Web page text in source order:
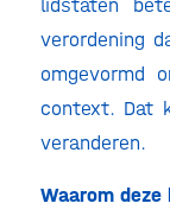
lidstaten
verordening
omgevormd
context. Dat
veranderen.
Waarom